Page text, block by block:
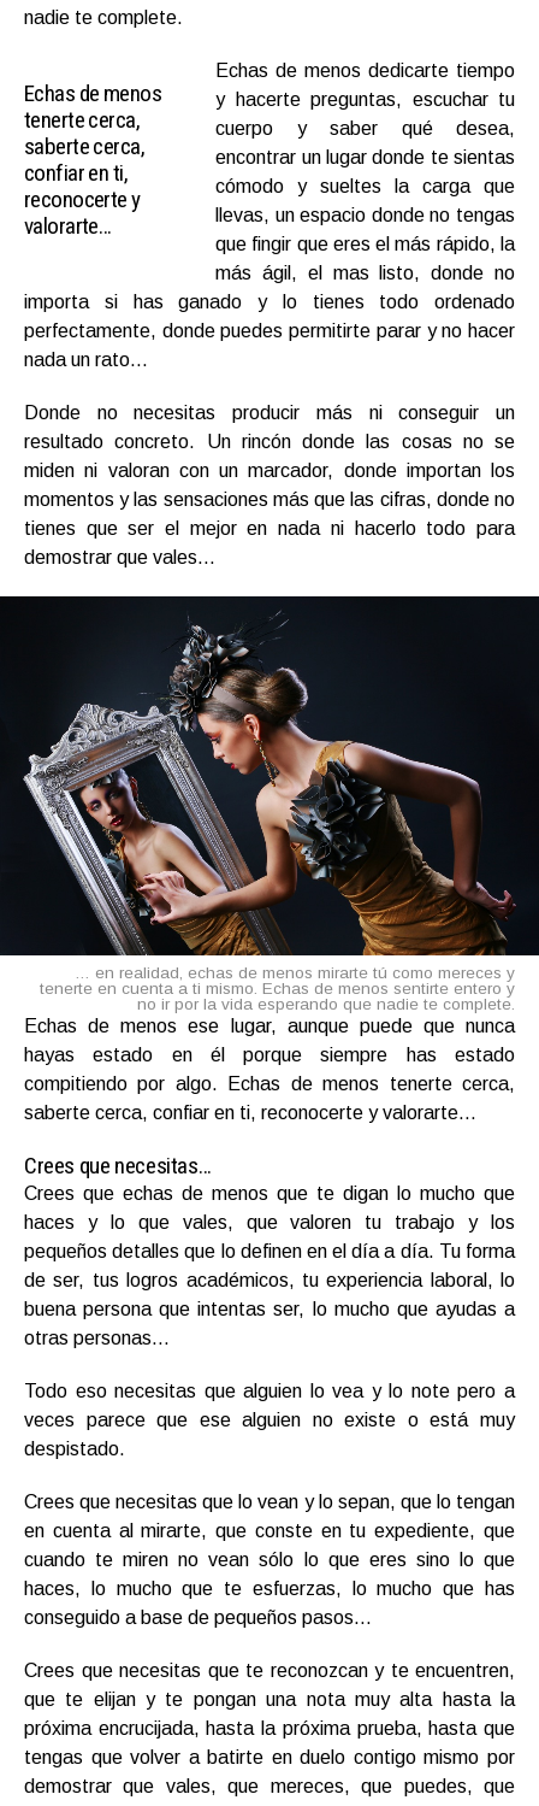
nadie te complete.
Echas de menos
tenerte cerca,
saberte cerca,
confiar en ti,
reconocerte y
valorarte…
Echas de menos dedicarte tiempo
y hacerte preguntas, escuchar tu
cuerpo y saber qué desea,
encontrar un lugar donde te sientas
cómodo y sueltes la carga que
llevas, un espacio donde no tengas
que fingir que eres el más rápido, la
más ágil, el mas listo, donde no
importa si has ganado y lo tienes todo ordenado
perfectamente, donde puedes permitirte parar y no hacer
nada un rato…
Donde no necesitas producir más ni conseguir un
resultado concreto. Un rincón donde las cosas no se
miden ni valoran con un marcador, donde importan los
momentos y las sensaciones más que las cifras, donde no
tienes que ser el mejor en nada ni hacerlo todo para
demostrar que vales…
… en realidad, echas de menos mirarte tú como mereces y
tenerte en cuenta a ti mismo. Echas de menos sentirte entero y
no ir por la vida esperando que nadie te complete.
Echas de menos ese lugar, aunque puede que nunca
hayas estado en él porque siempre has estado
compitiendo por algo.
Echas de menos tenerte cerca,
saberte cerca, confiar en ti, reconocerte y valorarte…
Crees que necesitas…
Crees que echas de menos que te digan lo mucho que
haces y lo que vales, que valoren tu trabajo y los
pequeños detalles que lo definen en el día a día. Tu forma
de ser, tus logros académicos, tu experiencia laboral, lo
buena persona que intentas ser, lo mucho que ayudas a
otras personas…
Todo eso necesitas que alguien lo vea y lo note pero a
veces parece que ese alguien no existe o está muy
despistado.
Crees que necesitas que lo vean y lo sepan, que lo tengan
en cuenta al mirarte, que conste en tu expediente, que
cuando te miren no vean sólo lo que eres sino lo que
haces, lo mucho que te esfuerzas, lo mucho que has
conseguido a base de pequeños pasos…
Crees que necesitas que te reconozcan y te encuentren,
que te elijan y te pongan una nota muy alta hasta la
próxima encrucijada, hasta la próxima prueba, hasta que
tengas que volver a batirte en duelo contigo mismo por
demostrar que vales, que mereces, que puedes, que